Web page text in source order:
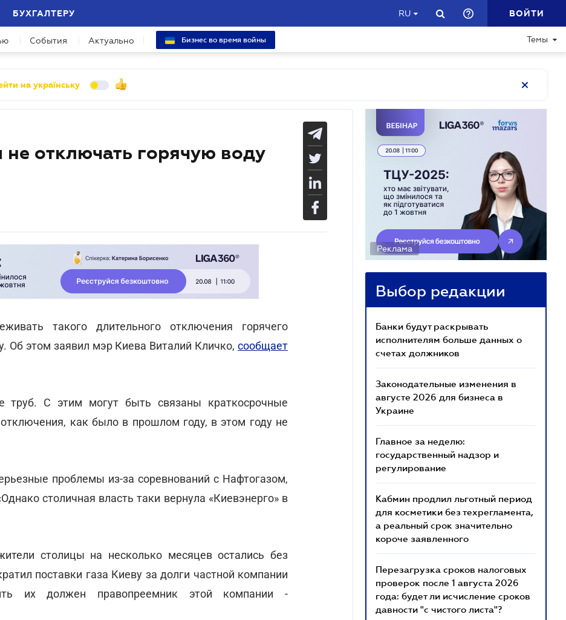
БУХГАЛТЕРУ RU ВОЙТИ
События Актуально Бизнес во время войны Темы
на українську
отключать горячую воду
такого длительного отключения горячего
Об этом заявил мэр Киева Виталий Кличко, сообщает
труб. С этим могут быть связаны краткосрочные
как было в прошлом году, в этом году не
проблемы из-за соревнований с Нафтогазом,
столичная власть таки вернула «Киевэнерго» в
столицы на несколько месяцев остались без
поставки газа Киеву за долги частной компании
их должен правопреемник этой компании -
Реклама
Выбор редакции
Банки будут раскрывать
исполнителям больше данных о
счетах должников
Законодательные изменения в
августе 2026 для бизнеса в
Украине
Главное за неделю:
государственный надзор и
регулирование
Кабмин продлил льготный период
для косметики без техрегламента,
а реальный срок значительно
короче заявленного
Перезагрузка сроков налоговых
проверок после 1 августа 2026
года: будет ли исчисление сроков
давности "с чистого листа"?